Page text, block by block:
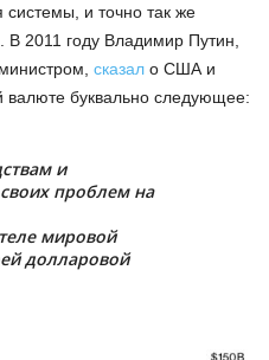
и точно так же
2011 году Владимир Путин,
сказал о США и
валюте буквально следующее:
и
проблем на
мировой
долларовой